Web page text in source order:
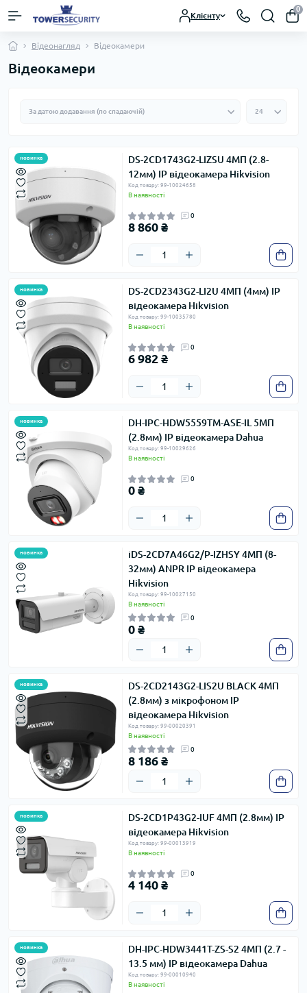
Клієнту
0
Відеонагляд Відеокамери
Відеокамери
новинка
DS-2CD1743G2-LIZSU 4МП (2.8-
12мм) IP відеокамера Hikvision
Код товару: 99-10024658
В наявності
0
8 860 ₴
новинка
DS-2CD2343G2-LI2U 4МП (4мм) IP
відеокамера Hikvision
Код товару: 99-10035780
В наявності
0
6 982 ₴
новинка
DH-IPC-HDW5559TM-ASE-IL 5МП
(2.8мм) IP відеокамера Dahua
Код товару: 99-10029626
В наявності
0
0 ₴
новинка
iDS-2CD7A46G2/P-IZHSY 4МП (8-
32мм) ANPR IP відеокамера
Hikvision
Код товару: 99-10027150
В наявності
0
0 ₴
новинка
DS-2CD2143G2-LIS2U BLACK 4МП
(2.8мм) з мікрофоном IP
відеокамера Hikvision
Код товару: 99-00020391
В наявності
0
8 186 ₴
новинка
DS-2CD1P43G2-IUF 4МП (2.8мм) IP
відеокамера Hikvision
Код товару: 99-00013919
В наявності
0
4 140 ₴
новинка
DH-IPC-HDW3441T-ZS-S2 4МП (2.7 -
13.5 мм) IP відеокамера Dahua
Код товару: 99-00010940
В наявності